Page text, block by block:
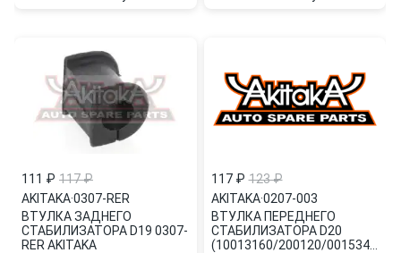
111 ₽ 117 ₽
AKITAKA·0307-RER
ВТУЛКА ЗАДНЕГО
СТАБИЛИЗАТОРА D19 0307-
RER AKITAKA
117 ₽ 123 ₽
AKITAKA·0207-003
ВТУЛКА ПЕРЕДНЕГО
СТАБИЛИЗАТОРА D20
(10013160/200120/0015347/2,